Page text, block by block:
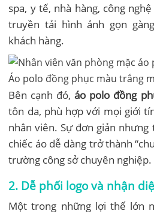
spa, y tế, nhà hàng, công
truyền tải hình ảnh gọn
khách hàng.
Áo polo đồng phục màu trắng
Bên cạnh đó,áo polo đồng
tôn da, phù hợp với mọi giới
nhân viên. Sự đơn giản
chiếc áo dễ dàng trở thành
trường công sở chuyên nghiệp.
2. Dễ phối logo và nhận
Một trong những lợi thế lớn